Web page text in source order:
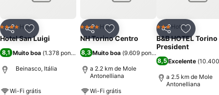
PartilharAdicionar aos favoritos
4 EstrelasHotel
Hotel San Luigi
8,1 Muito boa (1.378 pontuações)
Beinasco, Itália
Wi-Fi grátis
PartilharAdicionar aos favoritos
4 EstrelasHotel
NH Torino Centro
8,3Muito boa (9.609 pontuações
a 2.2 km de Mole
Antonelliana
Wi-Fi grátis
Partilhar
3 Estrelas
Hotel
B&B HOTEL Torino
President
8,5Excelente (
a 2.5 km de Mole
Antonelliana